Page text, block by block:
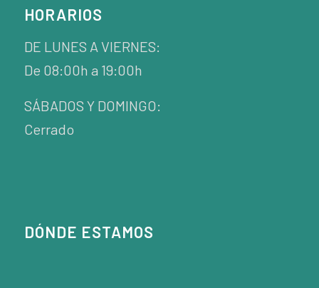
HORARIOS
DE LUNES A VIERNES:
De 08:00h a 19:00h
SÁBADOS Y DOMINGO:
Cerrado
DÓNDE ESTAMOS